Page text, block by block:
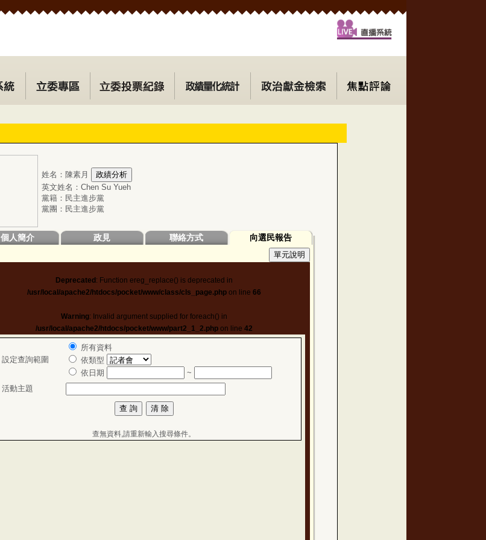
姓名：陳素月
英文姓名：Chen Su Yueh
黨籍：民主進步黨
黨團：民主進步黨
個人簡介 政見 聯絡方式 向選民報告